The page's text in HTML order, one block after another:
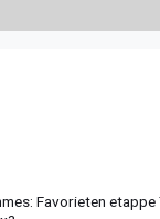
Favorieten etappe